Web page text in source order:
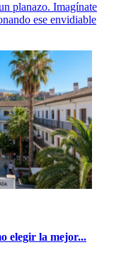
planazo. Imagínate
ese envidiable
elegir la mejor...